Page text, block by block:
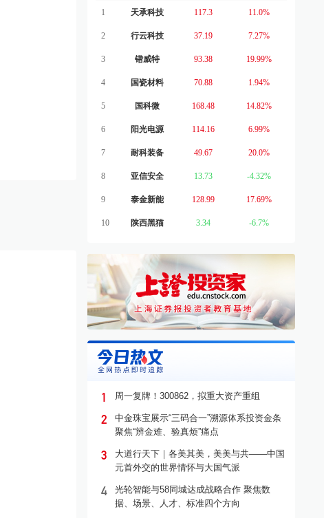
浙江：聚焦高性能隐私保护计
算、多模态数据合成等方向
07-23
华谊兄弟全资子公司华谊电影
被申请重整及预重整
公告速递·浙江 2小时前
1 天承科技 117.3 11.0%
2 行云科技 37.19 7.27%
3 锴威特 93.38 19.99%
4 国瓷材料 70.88 1.94%
5 国科微 168.48 14.82%
6 阳光电源 114.16 6.99%
7 耐科装备 49.67 20.0%
8 亚信安全 13.73 -4.32%
9 泰金新能 128.99 17.69%
10 陕西黑猫 3.34 -6.7%
1 周一复牌！300862，拟重大资产重组
2
中金珠宝展示“三码合一”溯源体系投资金条
聚焦“辨金难、验真烦”痛点
3
大道行天下｜各美其美，美美与共——中国
元首外交的世界情怀与大国气派
4
光轮智能与58同城达成战略合作 聚焦数
据、场景、人才、标准四个方向